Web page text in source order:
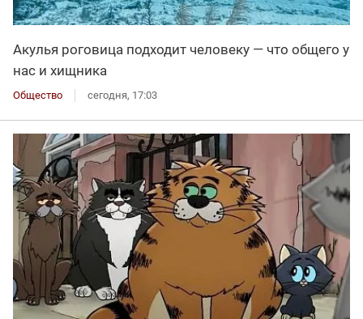
Акулья роговица подходит человеку — что общего у
нас и хищника
Общество сегодня, 17:03